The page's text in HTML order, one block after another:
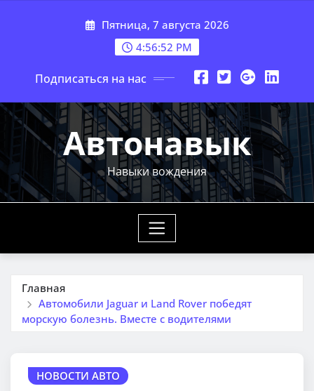
Пятница, 7 августа 2026
4:56:54 PM
Подписаться на нас
Автонавык
Навыки вождения
Главная
Автомобили Jaguar и Land Rover победят
морскую болезнь. Вместе с водителями
НОВОСТИ АВТО